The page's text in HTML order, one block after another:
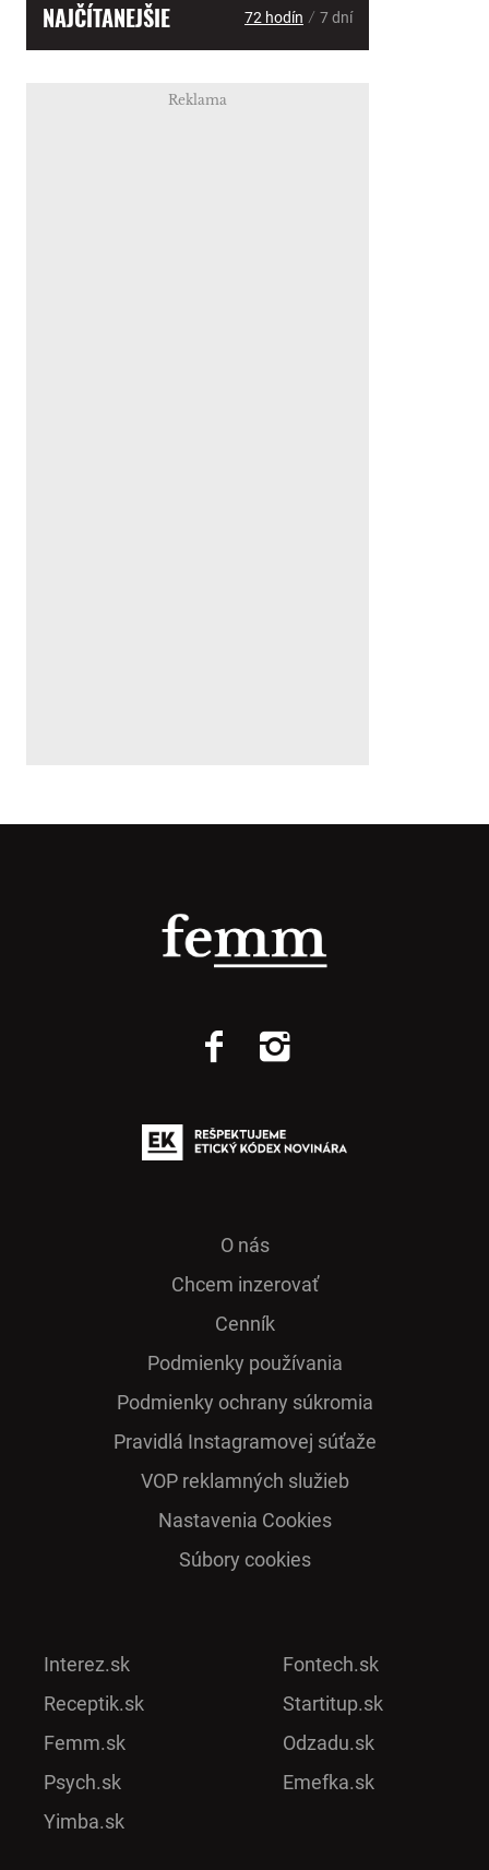
NAJČÍTANEJŠIE 72 hodín / 7 dní
Reklama
O nás
Chcem inzerovať
Cenník
Podmienky používania
Podmienky ochrany súkromia
Pra­vidlá Ins­ta­gra­mo­vej sú­ťaže
VOP reklamných služieb
Nastavenia Cookies
Súbory cookies
Interez.sk
Receptik.sk
Femm.sk
Psych.sk
Yimba.sk
Fontech.sk
Startitup.sk
Odzadu.sk
Emefka.sk